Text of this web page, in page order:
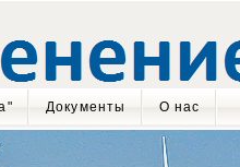
Документы О нас